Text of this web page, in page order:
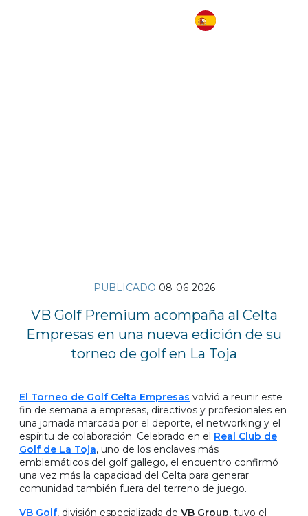
PUBLICADO 08-06-2026
VB Golf Premium acompaña al Celta
Empresas en una nueva edición de su
torneo de golf en La Toja
El Torneo de Golf Celta Empresas volvió a reunir este
fin de semana a empresas, directivos y profesionales en
una jornada marcada por el deporte, el networking y el
espíritu de colaboración. Celebrado en el Real Club de
Golf de La Toja, uno de los enclaves más
emblemáticos del golf gallego, el encuentro confirmó
una vez más la capacidad del Celta para generar
comunidad también fuera del terreno de juego.
VB Golf, división especializada de VB Group, tuvo el